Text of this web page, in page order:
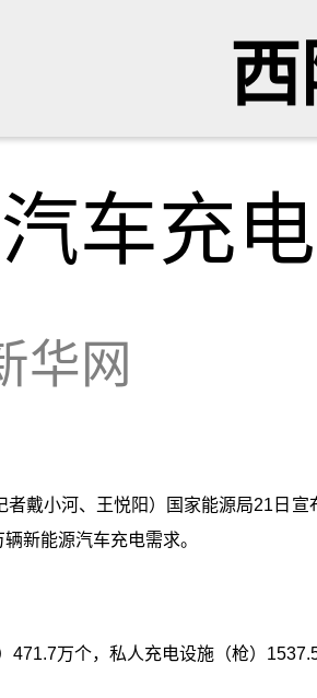
车充
华网
者戴小河、王悦阳）国家能源局21日
新能源汽车充电需求。
471.7万个，私人充电设施（枪）1537.5